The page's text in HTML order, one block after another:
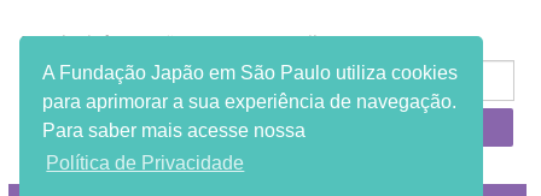
Receba informações em seu e-mail:
A Fundação Japão em São Paulo utiliza cookies
para aprimorar a sua experiência de navegação.
Para saber mais acesse nossa
Política de Privacidade